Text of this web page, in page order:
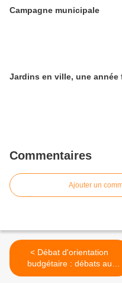
Campagne municipale
Jardins en ville, une année
Commentaires
Ajouter un
< Débat d'orientation
budgétaire : débats au
Conseil municipal